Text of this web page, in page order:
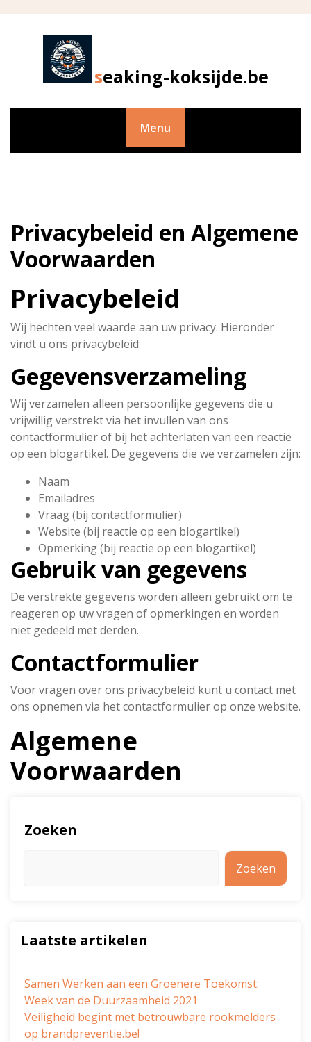
seaking-koksijde.be
Menu
Privacybeleid en Algemene
Voorwaarden
Privacybeleid
Wij hechten veel waarde aan uw privacy. Hieronder
vindt u ons privacybeleid:
Gegevensverzameling
Wij verzamelen alleen persoonlijke gegevens die u
vrijwillig verstrekt via het invullen van ons
contactformulier of bij het achterlaten van een reactie
op een blogartikel. De gegevens die we verzamelen zijn:
Naam
Emailadres
Vraag (bij contactformulier)
Website (bij reactie op een blogartikel)
Opmerking (bij reactie op een blogartikel)
Gebruik van gegevens
De verstrekte gegevens worden alleen gebruikt om te
reageren op uw vragen of opmerkingen en worden
niet gedeeld met derden.
Contactformulier
Voor vragen over ons privacybeleid kunt u contact met
ons opnemen via het contactformulier op onze website.
Algemene
Voorwaarden
Zoeken
Zoeken
Laatste artikelen
Samen Werken aan een Groenere Toekomst:
Week van de Duurzaamheid 2021
Veiligheid begint met betrouwbare rookmelders
op brandpreventie.be!